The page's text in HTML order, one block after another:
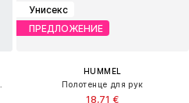
Унисекс
ПРЕДЛОЖЕНИЕ
HUMMEL
Полотенце для рук
18,71 €